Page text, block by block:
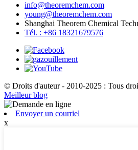
info@theoremchem.com
young@theoremchem.com
Shanghai Theorem Chemical
Tél. : +86 18321679576
© Droits d'auteur - 2010-2025 : Tous
Meilleur blog
Envoyer un courriel
x